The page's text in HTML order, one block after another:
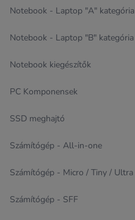
Notebook - Laptop "A" kategória
Notebook - Laptop "B" kategória
Notebook kiegészítők
PC Komponensek
SSD meghajtó
Számítógép - All-in-one
Számítógép - Micro / Tiny / Ultra
Számítógép - SFF